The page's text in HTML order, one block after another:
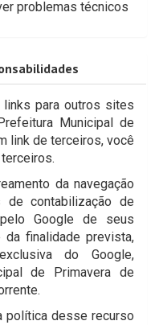
problemas técnicos
para outros sites
Municipal de
link de terceiros, você
da navegação
contabilização de
Google de seus
finalidade prevista,
do Google,
de Primavera de
política desse recurso